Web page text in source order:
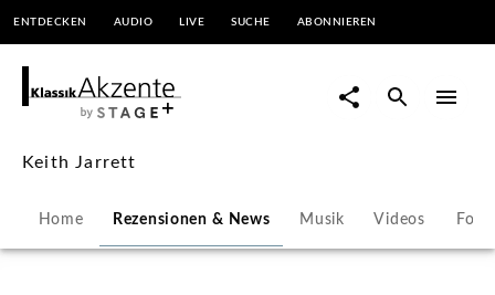
Auftakt
zu
einer
einzigartigen
Solo-
ENTDECKEN AUDIO LIVE SUCHE ABONNIEREN
Keith Jarrett
Home Rezensionen & News Musik Videos